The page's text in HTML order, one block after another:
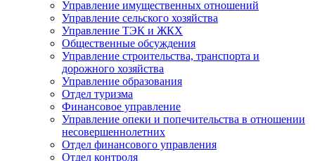
Управление имущественных отношений
Управление сельского хозяйства
Управление ТЭК и ЖКХ
Общественные обсуждения
Управление строительства, транспорта и
дорожного хозяйства
Управление образования
Отдел туризма
Финансовое управление
Управление опеки и попечительства в отношении
несовершеннолетних
Отдел финансового управления
Отдел контроля